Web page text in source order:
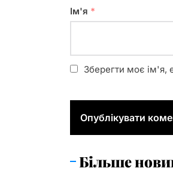
Ім'я *
Зберегти моє ім'я,
Більше